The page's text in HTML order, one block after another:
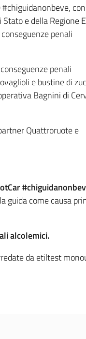
e della Regione
penali
penali
e bustine di
Bagnini di
Quattroruote e
guida come causa
alcolemici.
da etiltest